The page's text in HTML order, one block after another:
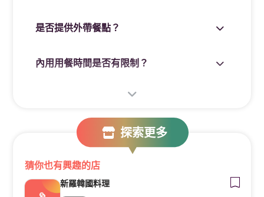
是否提供外帶餐點？
內用用餐時間是否有限制？
侍悟丸迴轉壽司有哪些分店？
——
探索更多
猜你也有興趣的店
新羅韓國料理